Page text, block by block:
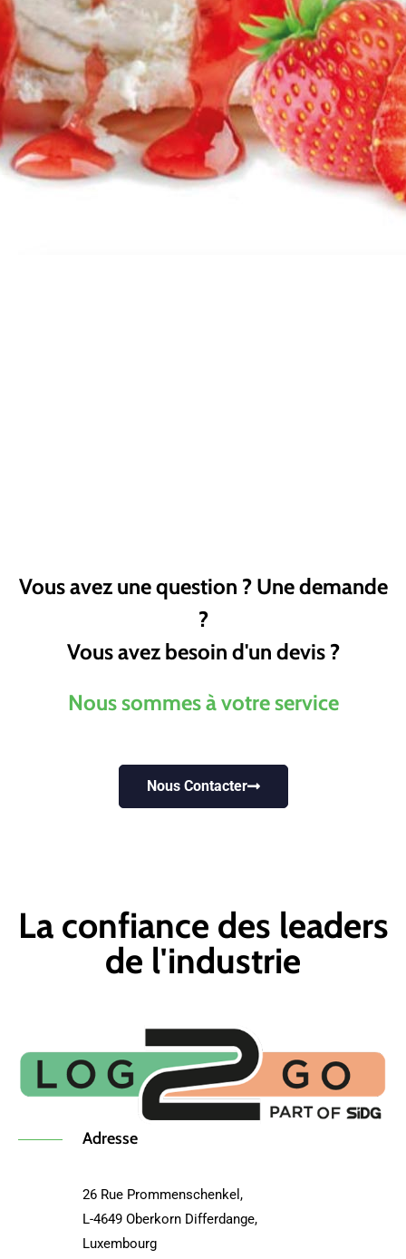
Vous avez une question ? Une demande
?
Vous avez besoin d'un devis ?
Nous sommes à votre service
Nous Contacter
La confiance des leaders
de l'industrie
Adresse
26 Rue Prommenschenkel,
L-4649 Oberkorn Differdange,
Luxembourg